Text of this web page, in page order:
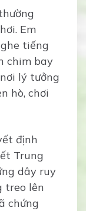
Em
tiếng
chim bay
lý tưởng
hò, chơi
định
Trung
dây ruy
treo lên
chứng